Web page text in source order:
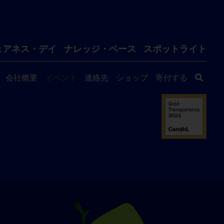
ネス・デイ ナレッジ・ベース スポットライト
会社概要 イベント 連絡先 ショップ 寄付する